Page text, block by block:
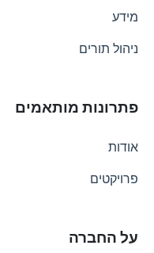
מידע
ניהול תורים
פתרונות מותאמים
אודות
פרויקטים
על החברה